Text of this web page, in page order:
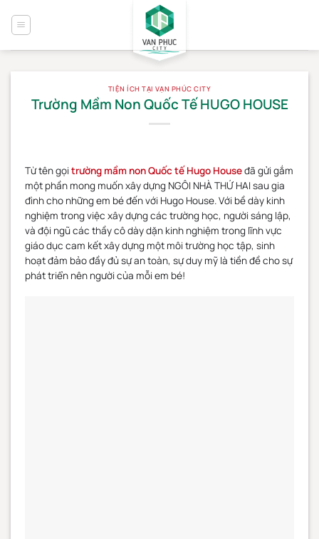
qua
nội
dung
TIỆN ÍCH TẠI VẠN PHÚC CITY
Trường Mầm Non Quốc Tế HUGO HOUSE
Từ tên gọitrường mầm non Quốc tế Hugo Houseđã gửi gắm
một phần mong muốn xây dựng NGÔI NHÀ THỨ HAI sau gia
đình cho những em bé đến với Hugo House. Với bề dày kinh
nghiệm trong việc xây dựng các trường học, người sáng lập,
và đội ngũ các thầy cô dày dặn kinh nghiệm trong lĩnh vực
giáo dục cam kết xây dựng một môi trường học tập, sinh
hoạt đảm bảo đầy đủ sự an toàn, sự duy mỹ là tiền đề cho sự
phát triển nên người của mỗi em bé!